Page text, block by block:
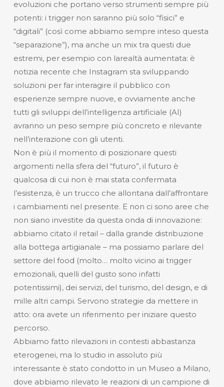
evoluzioni che portano verso strumenti sempre più
potenti: i trigger non saranno più solo “fisici” e
“digitali” (così come abbiamo sempre inteso questa
“separazione”), ma anche un mix tra questi due
estremi, per esempio con larealtà aumentata: è
notizia recente che Instagram sta sviluppando
soluzioni per far interagire il pubblico con
esperienze sempre nuove, e ovviamente anche
tutti gli sviluppi dell’intelligenza artificiale (AI)
avranno un peso sempre più concreto e rilevante
nell’interazione con gli utenti.
Non è più il momento di posizionare questi
argomenti nella sfera del “futuro”, il futuro è
qualcosa di cui non è mai stata confermata
l’esistenza, è un trucco che allontana dall’affrontare
i cambiamenti nel presente. E non ci sono aree che
non siano investite da questa onda di innovazione:
abbiamo citato il retail – dalla grande distribuzione
alla bottega artigianale – ma possiamo parlare del
settore del food (molto… molto vicino ai trigger
emozionali, quelli del gusto sono infatti
potentissimi), dei servizi, del turismo, del design, e di
mille altri campi. Servono strategie da mettere in
atto: ora avete un riferimento per iniziare questo
percorso.
Abbiamo fatto rilevazioni in contesti abbastanza
eterogenei, ma lo studio in assoluto più
interessante è stato condotto in un Museo a Milano,
dove abbiamo rilevato le reazioni di un campione di